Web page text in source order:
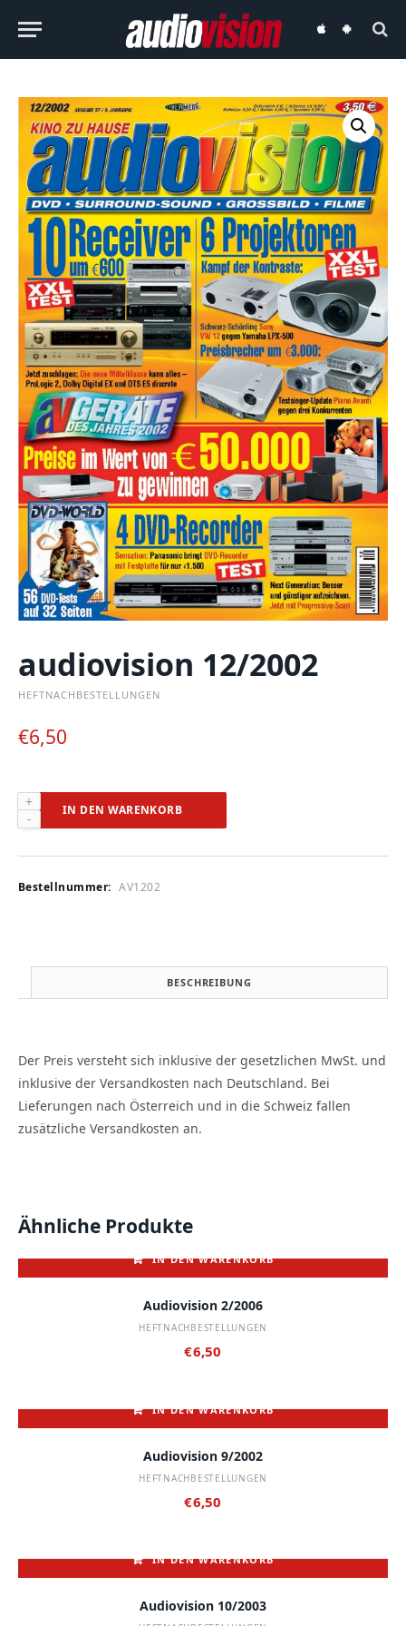
audiovisionaudiovision
audiovision 12/2002
HEFTNACHBESTELLUNGEN
€6,50
audiovision
12/2002
IN DEN WARENKORB
Bestellnummer: AV1202
BESCHREIBUNG
Der Preis versteht sich inklusive der gesetzlichen MwSt. und
inklusive der Versandkosten nach Deutschland. Bei
Lieferungen nach Österreich und in die Schweiz fallen
zusätzliche Versandkosten an.
Ähnliche Produkte
IN DEN WARENKORB
Audiovision 2/2006
HEFTNACHBESTELLUNGEN
€6,50
IN DEN WARENKORB
Audiovision 9/2002
HEFTNACHBESTELLUNGEN
€6,50
IN DEN WARENKORB
Audiovision 10/2003